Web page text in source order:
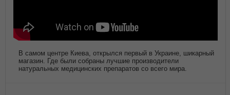
В самом центре Киева, открылся первый в Украине, шикарный
магазин. Где были собраны лучшие производители
натуральных медицинских препаратов со всего мира.